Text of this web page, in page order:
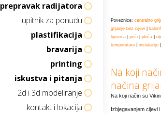
prepravak radijatora
upitnik za ponudu
plastifikacija
bravarija
printing
iskustva i pitanja
2d i 3d modeliranje
kontakt i lokacija
Poveznice: centralno
grijanje bez cijevi
lipovica
peči ploča
temperatura
instalacije
Na koji
načina
Na koji način su
Izbjegavanjem cijevi